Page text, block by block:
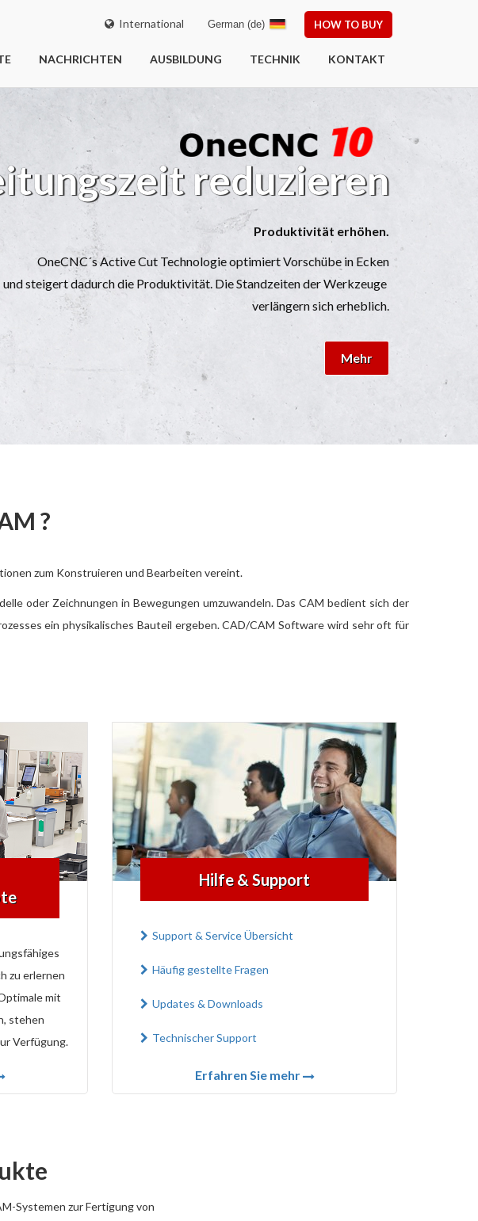
International HOW TO BUY
German (de)
NACHRICHTEN AUSBILDUNG TECHNIK KONTAKT
reduzieren
Produktivität erhöhen.
Active Cut Technologie optimiert Vorschübe in Ecken
die Produktivität. Die Standzeiten der Werkzeuge
verlängern sich erheblich.
?
zum Konstruieren und Bearbeiten vereint.
oder Zeichnungen in Bewegungen umzuwandeln. Das CAM bedient sich der
ein physikalisches Bauteil ergeben. CAD/CAM Software wird sehr oft für
zu erlernen
mit
stehen
Verfügung.
Hilfe & Support
Support & Service Übersicht
Häufig gestellte Fragen
Updates & Downloads
Technischer Support
Erfahren Sie mehr
Systemen zur Fertigung von